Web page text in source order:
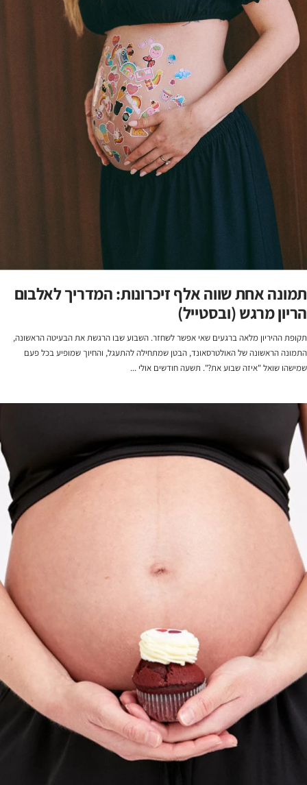
תמונה אחת שווה אלף זיכרונות: המדריך לאלבום
הריון מרגש (ובסטייל)
תקופת ההיריון מלאה ברגעים שאי אפשר לשחזר. השבוע שבו הרגשת את הבעיטה הראשונה,
התמונה הראשונה של האולטרסאונד, הבטן שמתחילה להתעגל, והחיוך שמופיע בכל פעם
שמישהו שואל "איזה שבוע את?". תשעה חודשים אולי ...